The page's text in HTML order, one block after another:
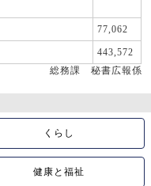
77,062
443,572
総務課 秘書広報係
くらし
健康と福祉